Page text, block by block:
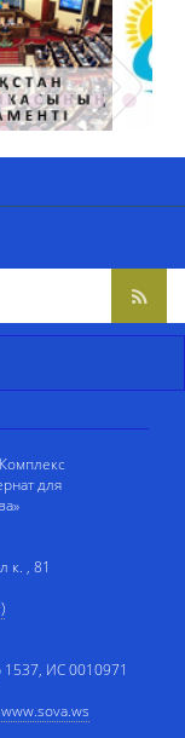
для
к. , 81
1537, ИС 0010971